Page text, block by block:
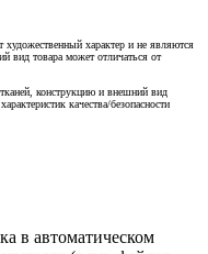
характер и не являются
вид товара может отличаться от
конструкцию и внешний вид
качества/безопасности
в автоматическом